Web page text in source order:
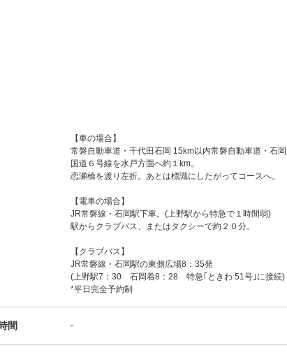
【車の場合】
常磐自動車道・千代田石岡 15km以内常磐自動車道・石岡
国道６号線を水戸方面へ約１km。
恋瀬橋を渡り左折。あとは標識にしたがってコースへ。
【電車の場合】
JR常磐線・石岡駅下車。(上野駅から特急で１時間弱)
駅からクラブバス、またはタクシーで約２０分。
【クラブバス】
JR常磐線・石岡駅の東側広場8：35発
(上野駅7：30 石岡着8：28 特急｢ときわ 51号｣に接続)
*平日完全予約制
間 -